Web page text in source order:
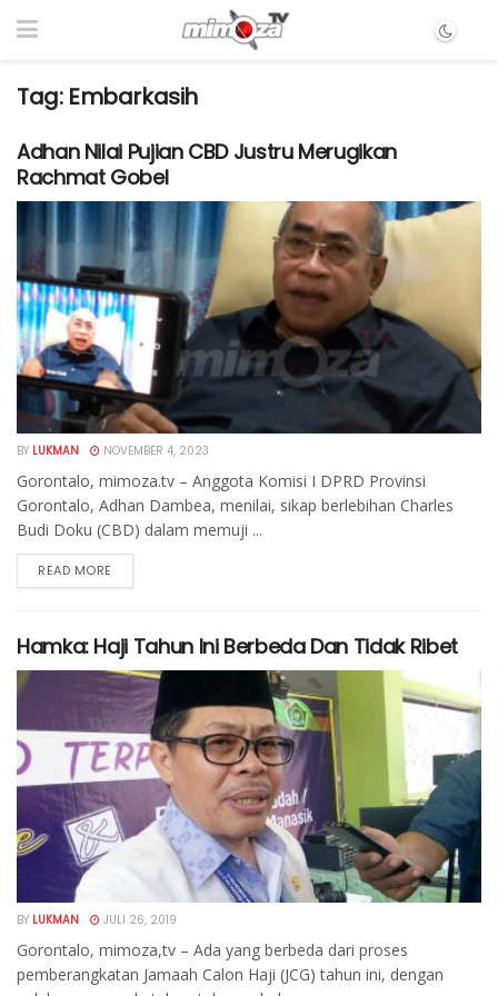
Tag: Embarkasih
Adhan Nilai Pujian CBD Justru Merugikan
Rachmat Gobel
BY LUKMAN NOVEMBER 4, 2023
Gorontalo, mimoza.tv – Anggota Komisi I DPRD Provinsi
Gorontalo, Adhan Dambea, menilai, sikap berlebihan Charles
Budi Doku (CBD) dalam memuji ...
READ MORE
Hamka: Haji Tahun Ini Berbeda Dan Tidak Ribet
BY LUKMAN JULI 26, 2019
Gorontalo, mimoza,tv – Ada yang berbeda dari proses
pemberangkatan Jamaah Calon Haji (JCG) tahun ini, dengan